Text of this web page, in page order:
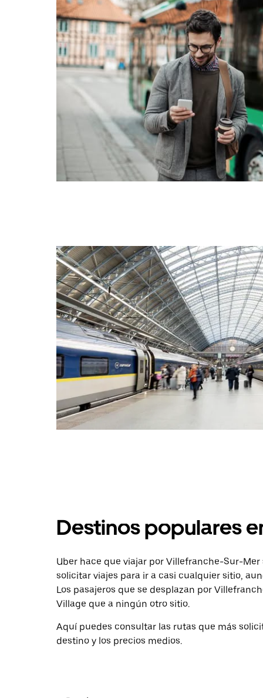
Destinos populares
Uber hace que viajar por Villefranche-Sur-
solicitar viajes para ir a casi cualquier sitio,
Los pasajeros que se desplazan por
Village que a ningún otro sitio.
Aquí puedes consultar las rutas que más
destino y los precios medios.